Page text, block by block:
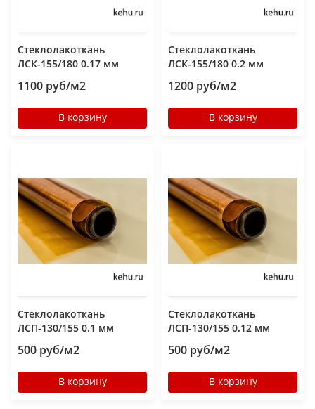
Стеклолакоткань
ЛСК-155/180 0.17 мм
1100 руб/м2
В корзину
Стеклолакоткань
ЛСК-155/180 0.2 мм
1200 руб/м2
В корзину
Стеклолакоткань
ЛСП-130/155 0.1 мм
500 руб/м2
В корзину
Стеклолакоткань
ЛСП-130/155 0.12 мм
500 руб/м2
В корзину